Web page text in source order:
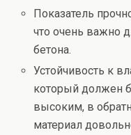
Показатель
что очень важно
бетона.
Устойчивость к
который должен
высоким, в
материал